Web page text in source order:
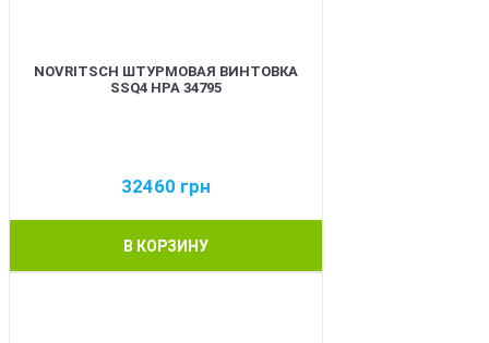
NOVRITSCH ШТУРМОВАЯ ВИНТОВКА
SSQ4 HPA 34795
32460 грн
В КОРЗИНУ